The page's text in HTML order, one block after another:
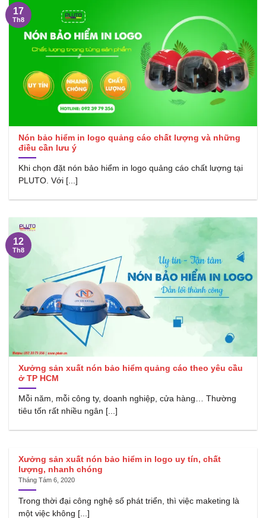
Nón bảo hiểm in logo quảng cáo chất lượng và những
điều cần lưu ý
Khi chọn đặt nón bảo hiểm in logo quảng cáo chất lượng tại
PLUTO. Với [...]
17
Th8
Xưởng sản xuất nón bảo hiểm quảng cáo theo yêu cầu
ở TP HCM
Mỗi năm, mỗi công ty, doanh nghiệp, cửa hàng… Thường
tiêu tốn rất nhiều ngân [...]
12
Th8
Xưởng sản xuất nón bảo hiểm in logo uy tín, chất
lượng, nhanh chóng
Tháng Tám 6, 2020
Trong thời đại công nghệ số phát triển, thì việc maketing là
một việc không [...]